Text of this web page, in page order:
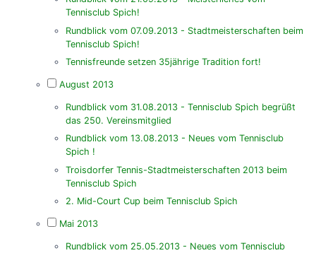
Tennisclub Spich!
Rundblick vom 07.09.2013 - Stadtmeisterschaften beim
Tennisclub Spich!
Tennisfreunde setzen 35jährige Tradition fort!
August 2013
Rundblick vom 31.08.2013 - Tennisclub Spich begrüßt
das 250. Vereinsmitglied
Rundblick vom 13.08.2013 - Neues vom Tennisclub
Spich !
Troisdorfer Tennis-Stadtmeisterschaften 2013 beim
Tennisclub Spich
2. Mid-Court Cup beim Tennisclub Spich
Mai 2013
Rundblick vom 25.05.2013 - Neues vom Tennisclub